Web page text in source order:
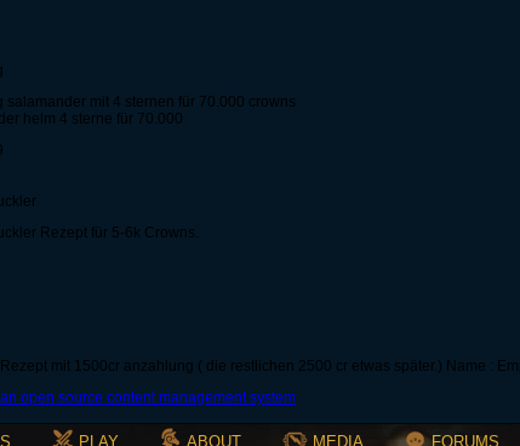
salamander mit 4 sternen für 70.000 crowns
helm 4 sterne für 70.000
Rezept für 5-6k Crowns.
mit 1500cr anzahlung ( die restlichen 2500 cr etwas später.) Name :
PLAY ABOUT MEDIA FORUMS